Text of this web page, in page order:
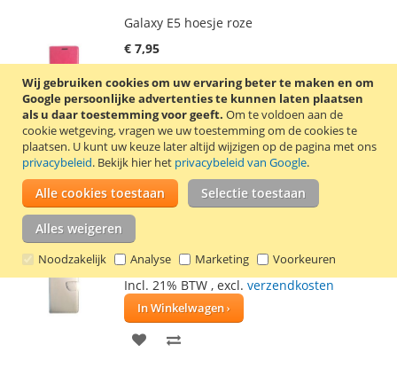
Wij gebruiken cookies om uw ervaring beter te maken en om
Google persoonlijke advertenties te kunnen laten plaatsen
als u daar toestemming voor geeft. Om te voldoen aan de
cookie wetgeving, vragen we uw toestemming om de cookies te
plaatsen. U kunt uw keuze later altijd wijzigen op de pagina met ons
privacybeleid. Bekijk hier het privacybeleid van Google.
Alle cookies toestaan Selectie toestaan
Alles weigeren
Noodzakelijk Analyse Marketing Voorkeuren
Galaxy E5 hoesje roze
€ 7,95
Incl. 21% BTW
excl. verzendkosten
In Winkelwagen
VOEG
TOE
AAN
TOEVOEGEN
OM
TE
Stijlvolle book case voor de Samsung
Galaxy E5. Kleur: roze.Lees verder
€ 7,95
Incl. 21% BTW , excl. verzendkosten
In Winkelwagen
VOEG